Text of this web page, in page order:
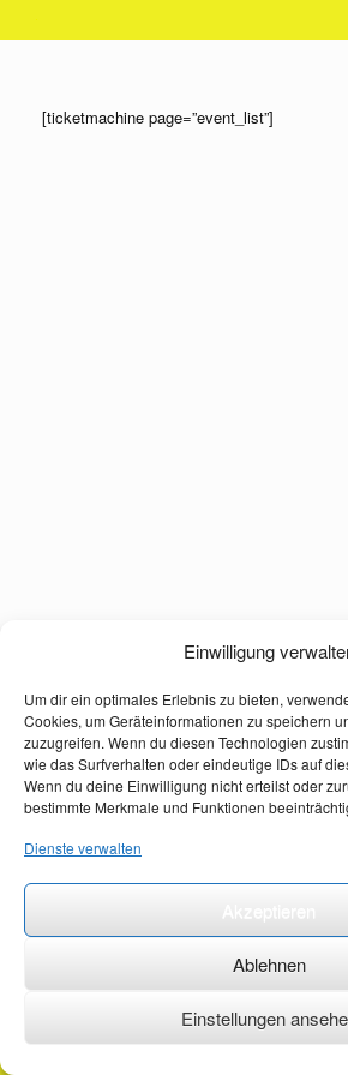
Einwilligung
Um dir ein optimales Erlebnis zu bieten,
Cookies, um Geräteinformationen zu speichern
zuzugreifen. Wenn du diesen Technologien
wie das Surfverhalten oder eindeutige IDs auf
Wenn du deine Einwilligung nicht erteilst oder
bestimmte Merkmale und Funktionen
Dienste verwalten
Ablehnen
Einstellungen
[ticketmachine page=”event_list”]
©2026 ·erstehilfekurs-mauch.de ·AGB ·